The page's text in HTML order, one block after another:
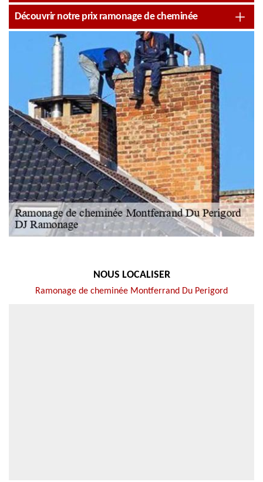
Découvrir notre prix ramonage de cheminée
NOUS LOCALISER
Ramonage de cheminée Montferrand Du Perigord